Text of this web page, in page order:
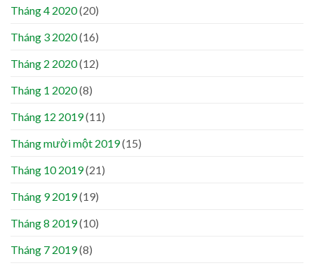
Tháng 4 2020(20)
Tháng 3 2020(16)
Tháng 2 2020(12)
Tháng 1 2020(8)
Tháng 12 2019(11)
Tháng mười một 2019(15)
Tháng 10 2019(21)
Tháng 9 2019(19)
Tháng 8 2019(10)
Tháng 7 2019(8)